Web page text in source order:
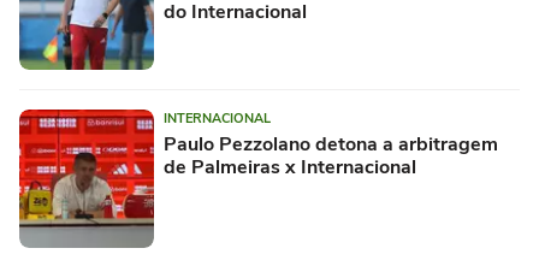
do Internacional
INTERNACIONAL
Paulo Pezzolano detona a arbitragem
de Palmeiras x Internacional